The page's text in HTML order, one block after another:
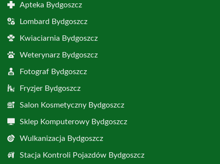
Apteka Bydgoszcz
Lombard Bydgoszcz
Kwiaciarnia Bydgoszcz
Weterynarz Bydgoszcz
Fotograf Bydgoszcz
Fryzjer Bydgoszcz
Salon Kosmetyczny Bydgoszcz
Sklep Komputerowy Bydgoszcz
Wulkanizacja Bydgoszcz
Stacja Kontroli Pojazdów Bydgoszcz